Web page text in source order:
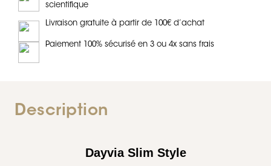
scientifique
Livraison gratuite à partir de 100€ d’achat
Paiement 100% sécurisé en 3 ou 4x sans frais
Description
Dayvia Slim Style